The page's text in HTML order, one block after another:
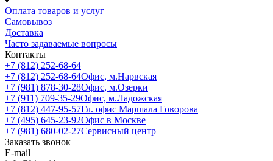
Оплата товаров и услуг
Самовывоз
Доставка
Часто задаваемые вопросы
Контакты
+7 (812) 252-68-64
+7 (812) 252-68-64Офис, м.Нарвская
+7 (981) 878-30-28Офис, м.Озерки
+7 (911) 709-35-29Офис, м.Ладожская
+7 (812) 447-95-57Гл. офис Маршала Говорова
+7 (495) 645-23-92Офис в Москве
+7 (981) 680-02-27Сервисный центр
Заказать звонок
E-mail